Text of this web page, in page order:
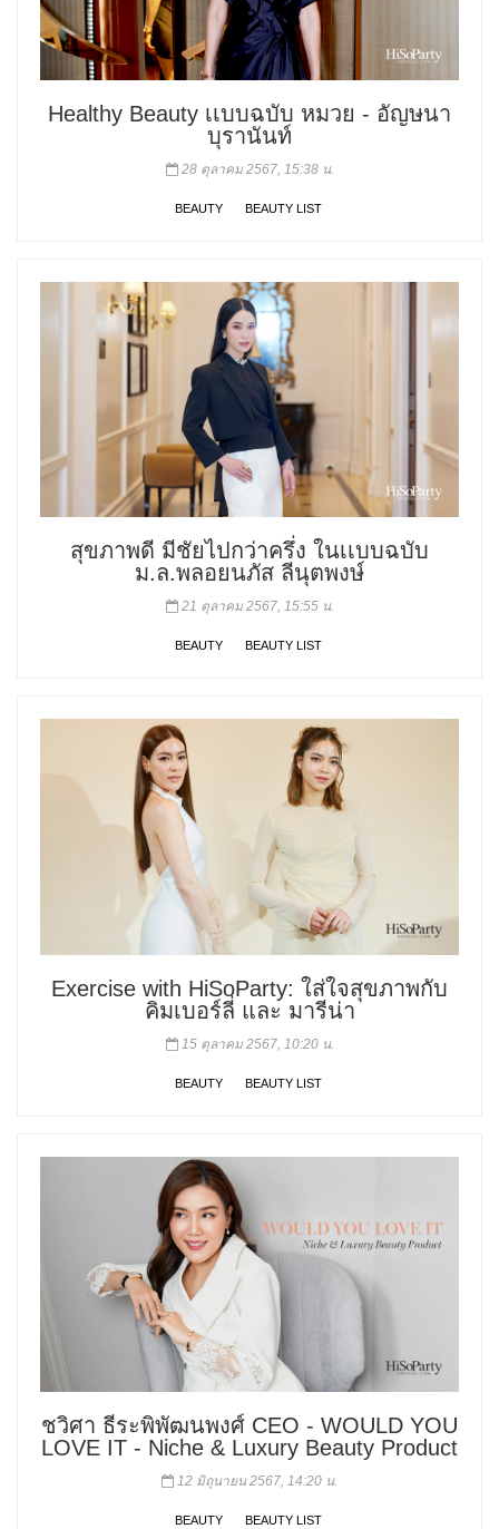
Healthy Beauty เเบบฉบับ หมวย - อัญษนา
บุรานันท์
28 ตุลาคม 2567, 15:38 น.
BEAUTY BEAUTY LIST
สุขภาพดี มีชัยไปกว่าครึ่ง ในเเบบฉบับ
ม.ล.พลอยนภัส ลีนุตพงษ์
21 ตุลาคม 2567, 15:55 น.
BEAUTY BEAUTY LIST
Exercise with HiSoParty: ใส่ใจสุขภาพกับ
คิมเบอร์ลี่ และ มารีน่า
15 ตุลาคม 2567, 10:20 น.
BEAUTY BEAUTY LIST
ชวิศา ธีระพิพัฒนพงศ์ CEO - WOULD YOU
LOVE IT - Niche & Luxury Beauty Product
12 มิถุนายน 2567, 14:20 น.
BEAUTY BEAUTY LIST